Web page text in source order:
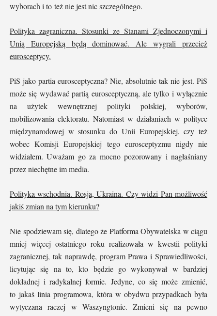
wyborach i to też nie jest nic szczególnego.
Polityka zagraniczna. Stosunki ze Stanami Zjednoczonymi i
Unią Europejską będą dominować. Ale wygrali przecież
eurosceptycy.
PiS jako partia eurosceptyczna? Nie, absolutnie tak nie jest. PiS
może się wydawać partią eurosceptyczną, ale tylko i wyłącznie
na użytek wewnętrznej polityki polskiej, wyborów,
mobilizowania elektoratu. Natomiast w działaniach w polityce
międzynarodowej w stosunku do Unii Europejskiej, czy też
wobec Komisji Europejskiej tego eurosceptyzmu nigdy nie
widziałem. Uważam go za mocno pozorowany i nagłaśniany
przez niechętne im media.
Polityka wschodnia. Rosja, Ukraina. Czy widzi Pan możliwość
jakiś zmian na tym kierunku?
Nie spodziewam się, dlatego że Platforma Obywatelska w ciągu
mniej więcej ostatniego roku realizowała w kwestii polityki
zagranicznej, tak naprawdę, program Prawa i Sprawiedliwości,
licytując się na to, kto będzie go wykonywał w bardziej
dokładnej i radykalnej formie. Jedyne, co się może zmienić,
to jakaś linia programowa, która w obydwu przypadkach była
wytyczana raczej w Waszyngtonie. Zmieni się na pewno